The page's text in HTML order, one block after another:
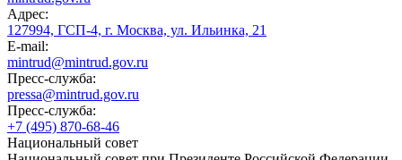
Адрес:
127994, ГСП-4, г. Москва, ул. Ильинка, 21
E-mail:
mintrud@mintrud.gov.ru
Пресс-служба:
pressa@mintrud.gov.ru
Пресс-служба:
+7 (495) 870-68-46
Национальный совет